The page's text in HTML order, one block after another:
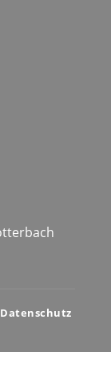
Datenschutz